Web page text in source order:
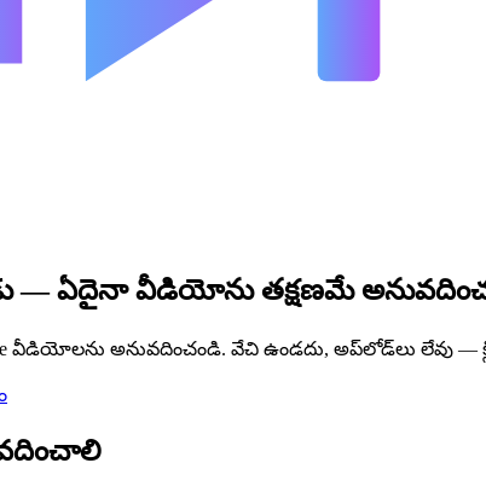
— ఏదైనా వీడియోను తక్షణమే
అనువదించండి. వేచి ఉండదు, అప్‌లోడ్‌లు లేవు —